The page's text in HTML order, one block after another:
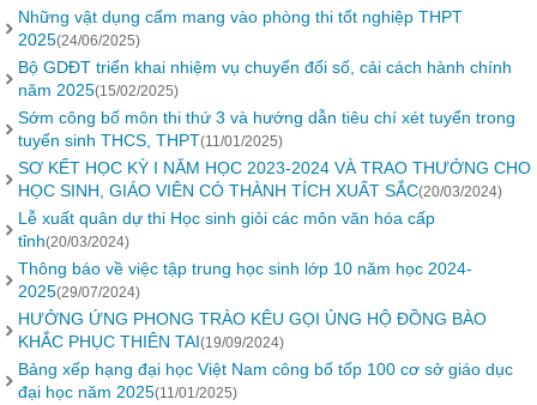
Những vật dụng cấm mang vào phòng thi tốt nghiệp THPT
2025(24/06/2025)
Bộ GDĐT triển khai nhiệm vụ chuyển đổi số, cải cách hành chính
năm 2025(15/02/2025)
Sớm công bố môn thi thứ 3 và hướng dẫn tiêu chí xét tuyển trong
tuyển sinh THCS, THPT(11/01/2025)
SƠ KẾT HỌC KỲ I NĂM HỌC 2023-2024 VÀ TRAO THƯỞNG CHO
HỌC SINH, GIÁO VIÊN CÓ THÀNH TÍCH XUẤT SẮC(20/03/2024)
Lễ xuất quân dự thi Học sinh giỏi các môn văn hóa cấp
tỉnh(20/03/2024)
Thông báo về việc tập trung học sinh lớp 10 năm học 2024-
2025(29/07/2024)
HƯỞNG ỨNG PHONG TRÀO KÊU GỌI ỦNG HỘ ĐỒNG BÀO
KHẮC PHỤC THIÊN TAI(19/09/2024)
Bảng xếp hạng đại học Việt Nam công bố tốp 100 cơ sở giáo dục
đại học năm 2025(11/01/2025)